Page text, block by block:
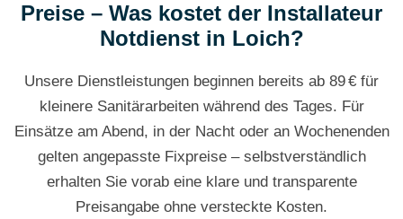
Preise – Was kostet der Installateur
Notdienst in Loich?
Unsere Dienstleistungen beginnen bereits ab 89 € für
kleinere Sanitärarbeiten während des Tages. Für
Einsätze am Abend, in der Nacht oder an Wochenenden
gelten angepasste Fixpreise – selbstverständlich
erhalten Sie vorab eine klare und transparente
Preisangabe ohne versteckte Kosten.